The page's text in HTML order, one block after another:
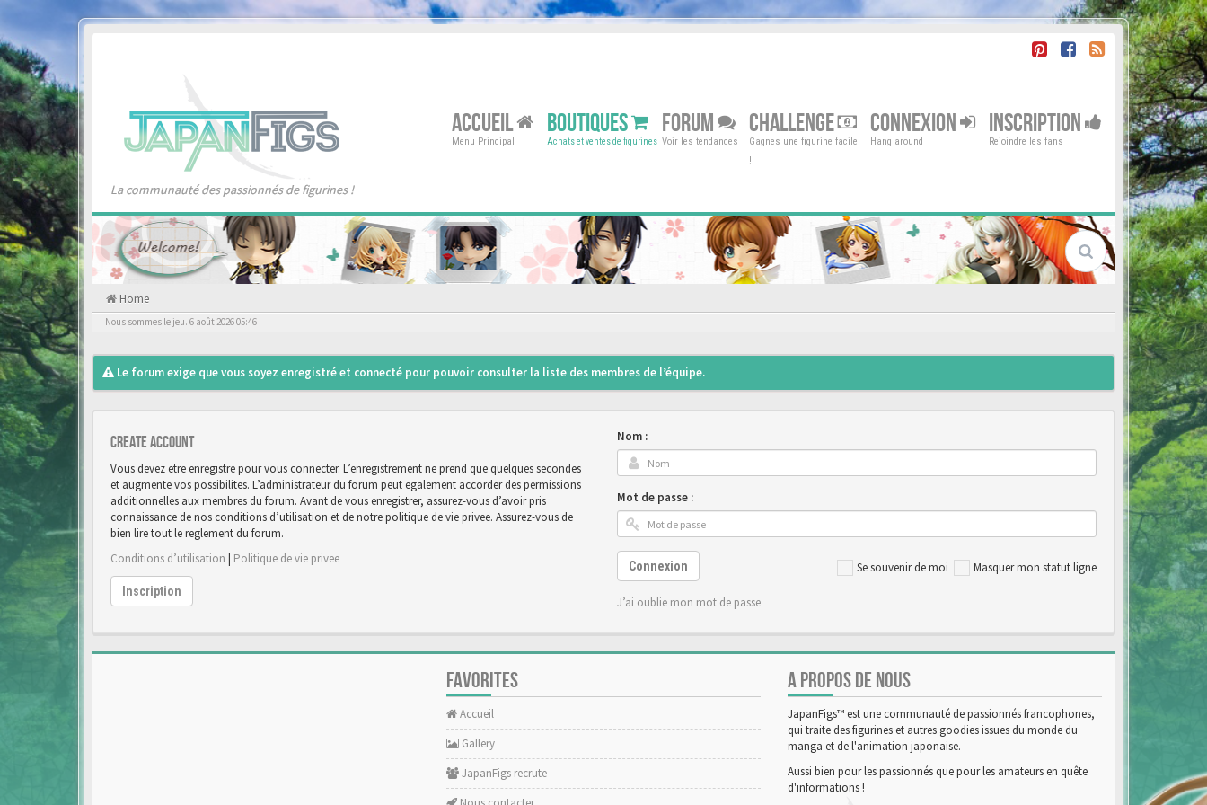
La communauté des passionnés de figurines !
ACCUEIL
Menu Principal
BOUTIQUES
Achats et ventes de figurines
FORUM
Voir les tendances
CHALLENGE
Gagnes une figurine facile
!
CONNEXION
Hang around
INSCRIPTION
Rejoindre les fans
Home
Nous sommes le jeu. 6 août 2026 05:46
Le forum exige que vous soyez enregistré et connecté pour pouvoir consulter la liste des membres de l’équipe.
Create account
Vous devez etre enregistre pour vous connecter. L’enregistrement ne prend que quelques secondes
et augmente vos possibilites. L’administrateur du forum peut egalement accorder des permissions
additionnelles aux membres du forum. Avant de vous enregistrer, assurez-vous d’avoir pris
connaissance de nos conditions d’utilisation et de notre politique de vie privee. Assurez-vous de
bien lire tout le reglement du forum.
Conditions d’utilisation | Politique de vie privee
Inscription
Nom :
Mot de passe :
Se souvenir de moi Masquer mon statut ligne
Connexion
J’ai oublie mon mot de passe
FAVORITES
Accueil
Gallery
JapanFigs recrute
A PROPOS DE NOUS
JapanFigs™ est une communauté de passionnés francophones,
qui traite des figurines et autres goodies issues du monde du
manga et de l'animation japonaise.
Aussi bien pour les passionnés que pour les amateurs en quête
d'informations !